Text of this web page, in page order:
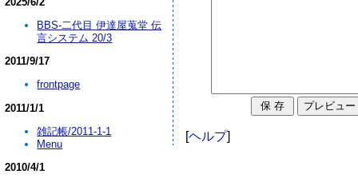
[ヘルプ]
BBS-二代目 伊達屋蒐堂 伝
言システム 20/3
2011/9/17
frontpage
2011/1/1
雑記帳/2011-1-1
Menu
2010/4/1